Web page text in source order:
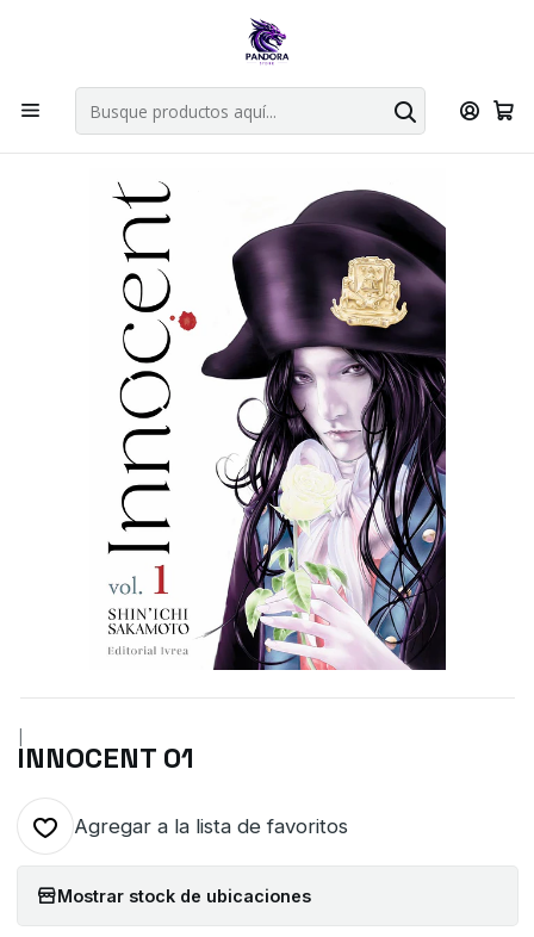
Por compras en cartas singles superiores a 49.990 el envio es
Explorar singles
Inicio Mangas Bunkoban INNOCENT 01
|
INNOCENT 01
Agregar a la lista de favoritos
Mostrar stock de ubicaciones